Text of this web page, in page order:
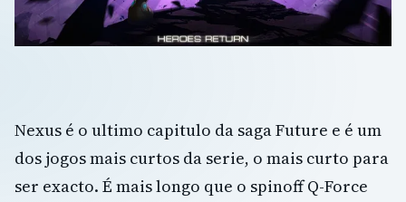
Nexus é o ultimo capitulo da saga Future e é um
dos jogos mais curtos da serie, o mais curto para
ser exacto. É mais longo que o spinoff Q-Force